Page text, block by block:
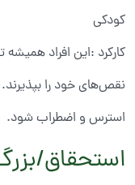
کودکی
کارکرد :این افراد
نقص‌های خود را
استرس و اضطراب شود.
استحقاق/